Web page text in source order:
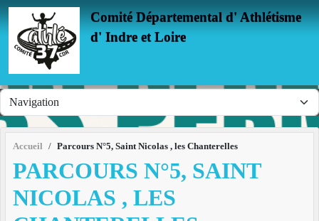
Comité Départemental d' Athlétisme
d' Indre et Loire
Accueil Parcours N°5, Saint Nicolas , les Chanterelles
PARCOURS N°5, SAINT
NICOLAS , LES
Panneau de gestion des cookies